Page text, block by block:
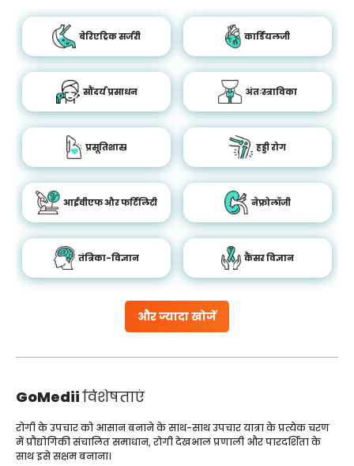
और ज्यादा खोजें
बेरिएट्रिक सर्जरी कार्डियलजी
सौंदर्य प्रसाधन अंतःस्त्राविका
प्रसूतिशास्र हड्डी रोग
आईवीएफ और फर्टिलिटी नेफ्रोलॉजी
तंत्रिका-विज्ञान कैंसर विज्ञान
GoMediiविशेषताएं
रोगी के उपचार को आसान बनाने के साथ-साथ उपचार यात्रा के प्रत्येक चरण
में प्रौद्योगिकी संचालित समाधान, रोगी देखभाल प्रणाली और पारदर्शिता के
साथ इसे सक्षम बनाना।